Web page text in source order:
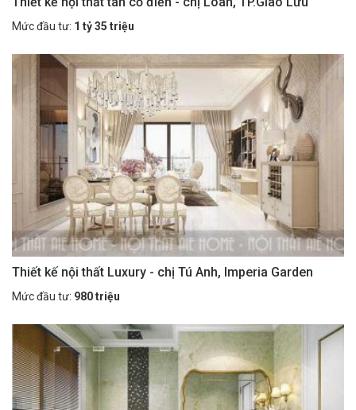
Mức đầu tư: 1 tỷ 35 triệu
Thiết kế nội thất Luxury - chị Tú Anh, Imperia Garden
Mức đầu tư: 980 triệu